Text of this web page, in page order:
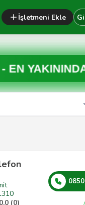
İşletmeni Ekle
EN
0.0 (0)